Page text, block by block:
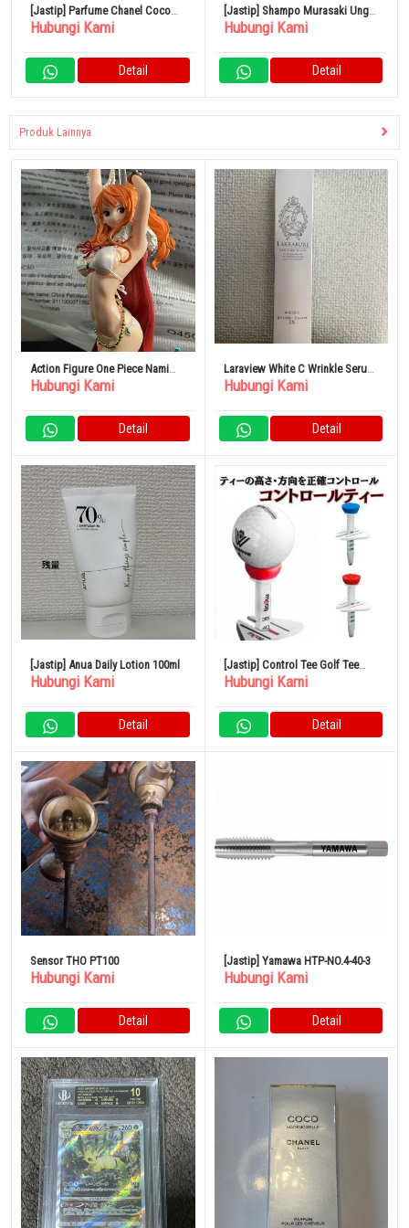
[Jastip] Parfume Chanel Coco
Mademoiselle 35ml
Hubungi Kami
Detail
[Jastip] Shampo Murasaki Ungu
1 Botol Almic Night & Vitamin
Hubungi Kami
Detail
Produk Lainnya
Action Figure One Piece Nami
Flag Diamond Ship
Hubungi Kami
Detail
Laraview White C Wrinkle Serum
EX
Hubungi Kami
Detail
[Jastip] Anua Daily Lotion 100ml
Hubungi Kami
Detail
[Jastip] Control Tee Golf Tee
Short Tee Long
Hubungi Kami
Detail
Sensor THO PT100
Hubungi Kami
Detail
[Jastip] Yamawa HTP-NO.4-40-3
Hubungi Kami
Detail